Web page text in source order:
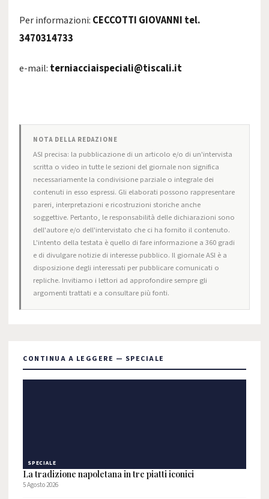
Per informazioni: CECCOTTI GIOVANNI tel.
3470314733
e-mail: terniacciaispeciali@tiscali.it
NOTA DELLA REDAZIONE
ASI precisa: la pubblicazione di un articolo e/o di un'intervista
scritta o video in tutte le sezioni del giornale non significa
necessariamente la condivisione parziale o integrale dei
contenuti in esso espressi. Gli elaborati possono rappresentare
pareri, interpretazioni e ricostruzioni storiche anche
soggettive. Pertanto, le responsabilità delle dichiarazioni sono
dell'autore e/o dell'intervistato che ci ha fornito il contenuto.
L'intento della testata è quello di fare informazione a 360 gradi
e di divulgare notizie di interesse pubblico. Il giornale ASI è a
disposizione degli interessati per pubblicare comunicati o
repliche. Invitiamo i lettori ad approfondire sempre gli
argomenti trattati e a consultare più fonti.
CONTINUA A LEGGERE — SPECIALE
SPECIALE
La tradizione napoletana in tre piatti iconici
5 Agosto 2026